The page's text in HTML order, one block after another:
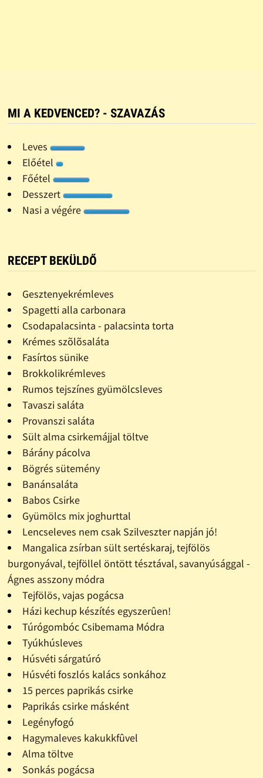
MI A KEDVENCED? - SZAVAZÁS
Leves
Előétel
Főétel
Desszert
Nasi a végére
RECEPT BEKÜLDŐ
Gesztenyekrémleves
Spagetti alla carbonara
Csodapalacsinta - palacsinta torta
Krémes szõlõsaláta
Fasírtos sünike
Brokkolikrémleves
Rumos tejszínes gyümölcsleves
Tavaszi saláta
Provanszi saláta
Sült alma csirkemájjal töltve
Bárány pácolva
Bögrés sütemény
Banánsaláta
Babos Csirke
Gyümölcs mix joghurttal
Lencseleves nem csak Szilveszter napján jó!
Mangalica zsírban sült sertéskaraj, tejfölös
burgonyával, tejföllel öntött tésztával, savanyúsággal -
Ágnes asszony módra
Tejfölös, vajas pogácsa
Házi kechup készítés egyszerûen!
Túrógombóc Csibemama Módra
Tyúkhúsleves
Húsvéti sárgatúró
Húsvéti foszlós kalács sonkához
15 perces paprikás csirke
Paprikás csirke másként
Legényfogó
Hagymaleves kakukkfûvel
Alma töltve
Sonkás pogácsa